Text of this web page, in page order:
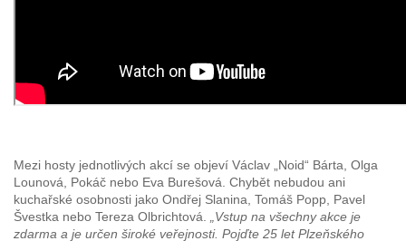
Mezi hosty jednotlivých akcí se objeví Václav „Noid“ Bárta, Olga
Lounová, Pokáč nebo Eva Burešová. Chybět nebudou ani
kuchařské osobnosti jako Ondřej Slanina, Tomáš Popp, Pavel
Švestka nebo Tereza Olbrichtová.
„Vstup na všechny akce je
zdarma a je určen široké veřejnosti. Pojďte 25 let Plzeňského